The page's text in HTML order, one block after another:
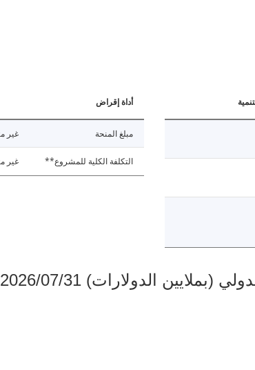
أداة إقراض
مبلغ المنحة غير
التكلفة الكلية للمشروع** غير
الدولارات) 2026/07/31